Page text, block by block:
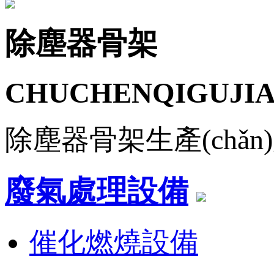
除塵器骨架
除塵器骨架生產
廢氣處理設備
催化燃燒設備